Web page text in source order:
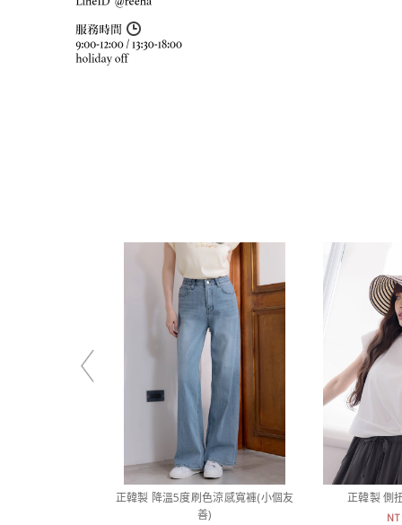
正韓製 降溫5度刷色涼感寬褲(小個友
善)
正韓製 側
NT